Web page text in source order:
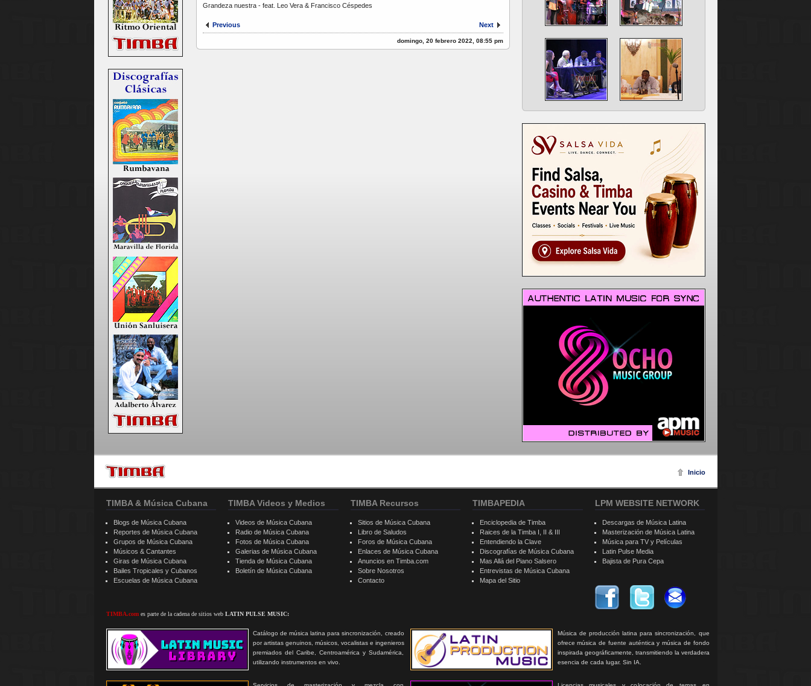
Grandeza nuestra - feat. Leo Vera & Francisco Céspedes
Previous Next
domingo, 20 febrero 2022, 08:55 pm
Inicio
TIMBA & Música Cubana
Blogs de Música Cubana
Reportes de Música Cubana
Grupos de Música Cubana
Músicos & Cantantes
Giras de Música Cubana
Bailes Tropicales y Cubanos
Escuelas de Música Cubana
TIMBA.comes parte de la cadena de sitios web LATIN PULSE MUSIC:
Catálogo de música latina para sincronización, creado
por artistas genuinos, músicos, vocalistas e ingenieros
premiados del Caribe, Centroamérica y Sudamérica,
utilizando instrumentos en vivo.
Música de producción latina para sincronización, que
ofrece música de fuente auténtica y música de fondo
inspirada geográficamente, transmitiendo la verdadera
esencia de cada lugar. Sin IA.
TIMBA Videos y Medios
Videos de Música Cubana
Radio de Música Cubana
Fotos de Música Cubana
Galerias de Música Cubana
Tienda de Música Cubana
Boletín de Música Cubana
TIMBA Recursos
Sitios de Música Cubana
Libro de Saludos
Foros de Música Cubana
Enlaces de Música Cubana
Anuncios en Timba.com
Sobre Nosotros
Contacto
TIMBAPEDIA
Enciclopedia de Timba
Raices de la Timba I, II & III
Entendiendo la Clave
Discografías de Música Cubana
Mas Allá del Piano Salsero
Entrevistas de Música Cubana
Mapa del Sitio
LPM WEBSITE NETWORK
Descargas de Música Latina
Masterización de Música Latina
Música para TV y Películas
Latin Pulse Media
Bajista de Pura Cepa